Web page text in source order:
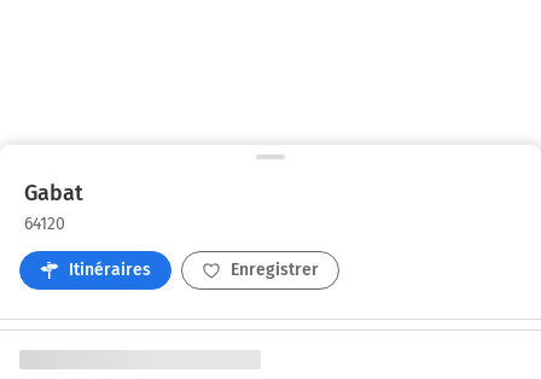
Gabat
64120
Itinéraires Enregistrer